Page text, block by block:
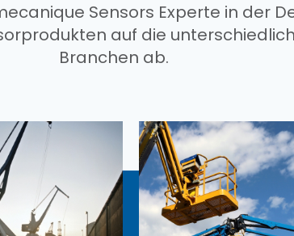
Sensors Experte in der
auf die
Branchen ab.